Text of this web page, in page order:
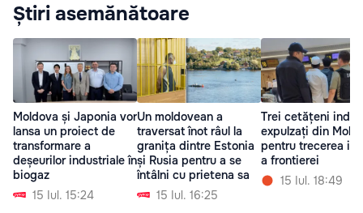
Știri asemănătoare
Moldova și Japonia vor
lansa un proiect de
transformare a
deșeurilor industriale în
biogaz
15 Iul. 15:24
Un moldovean a
traversat înot râul la
granița dintre Estonia
și Rusia pentru a se
întâlni cu prietena sa
15 Iul. 16:25
Trei cetățeni
expulzați din
pentru trecerea
a frontierei
15 Iul. 18:49